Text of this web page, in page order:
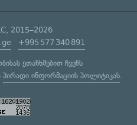
2015–2026
+995 577 340 891
ეთანხმებით ჩვენს
პირადი ინფორმაციის პოლიტიკას.